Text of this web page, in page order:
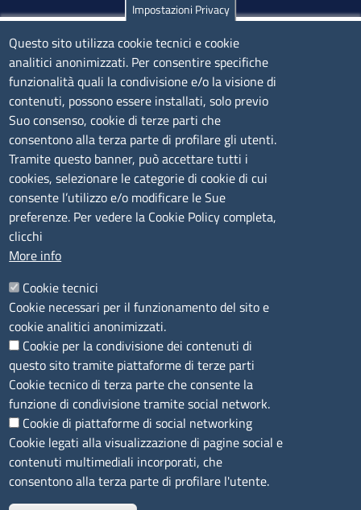
Olbia
Via Nanni 43 - 07026 Olbia
Tel. 0789 66122 | 0789 69580
mail:ufficio.olbia@ss.camcom.it
lunedì al venerdì: 9,00 - 12,00; lunedì pomeriggio: 16,00
- 17,00
CONTATTI
Camera di Commercio, Industria, Artigianato e
Agricoltura di Sassari
P.IVA01047570906
Codice Fiscale 80000930901
Codice Univoco per le fatture elettroniche
LINK UTILI
Segnalazione di illecito
Amministrazione Trasparente
Accesso riservato
Impostazioni Privacy
Questo sito utilizza cookie tecnici e cookie
analitici anonimizzati. Per consentire specifiche
funzionalità quali la condivisione e/o la visione di
contenuti, possono essere installati, solo previo
Suo consenso, cookie di terze parti che
consentono alla terza parte di profilare gli utenti.
Tramite questo banner, può accettare tutti i
cookies, selezionare le categorie di cookie di cui
consente l’utilizzo e/o modificare le Sue
preferenze. Per vedere la Cookie Policy completa,
clicchi
More info
Cookie tecnici
Cookie necessari per il funzionamento del sito e
cookie analitici anonimizzati.
Cookie per la condivisione dei contenuti di
questo sito tramite piattaforme di terze parti
Cookie tecnico di terza parte che consente la
funzione di condivisione tramite social network.
Cookie di piattaforme di social networking
Cookie legati alla visualizzazione di pagine social e
contenuti multimediali incorporati, che
consentono alla terza parte di profilare l'utente.